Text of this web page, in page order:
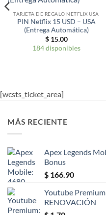
TARJETA DE REGALO NETFLIX USA
PIN Netflix 15 USD – USA
(Entrega Automática)
$15.00
184 disponibles
[wcsts_ticket_area]
MÁS RECIENTE
Apex Legends
Bonus
$ 166.90
Youtube
RENOVACIÓN